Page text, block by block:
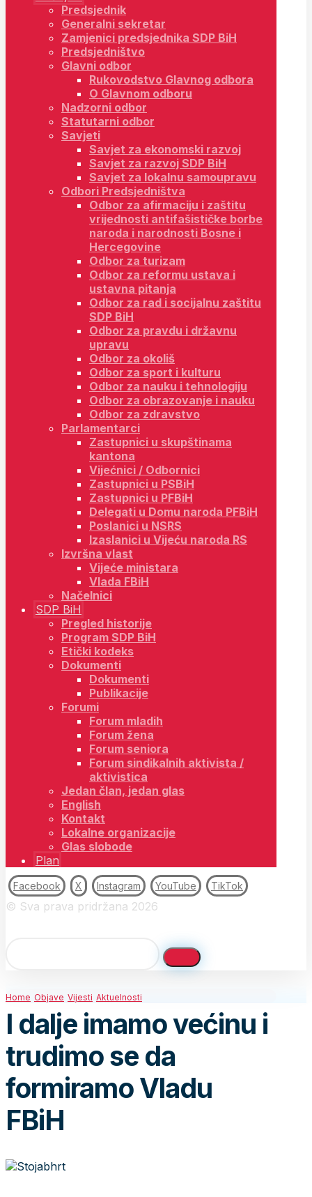
Predsjednik
Generalni sekretar
Zamjenici predsjednika SDP BiH
Predsjedništvo
Glavni odbor
Rukovodstvo Glavnog odbora
O Glavnom odboru
Nadzorni odbor
Statutarni odbor
Savjeti
Savjet za ekonomski razvoj
Savjet za razvoj SDP BiH
Savjet za lokalnu samoupravu
Odbori Predsjedništva
Odbor za afirmaciju i zaštitu
vrijednosti antifašističke borbe
naroda i narodnosti Bosne i
Hercegovine
Odbor za turizam
Odbor za reformu ustava i
ustavna pitanja
Odbor za rad i socijalnu zaštitu
SDP BiH
Odbor za pravdu i državnu
upravu
Odbor za okoliš
Odbor za sport i kulturu
Odbor za nauku i tehnologiju
Odbor za obrazovanje i nauku
Odbor za zdravstvo
Parlamentarci
Zastupnici u skupštinama
kantona
Vijećnici / Odbornici
Zastupnici u PSBiH
Zastupnici u PFBiH
Delegati u Domu naroda PFBiH
Poslanici u NSRS
Izaslanici u Vijeću naroda RS
Izvršna vlast
Vijeće ministara
Vlada FBiH
Načelnici
SDP BiH
Pregled historije
Program SDP BiH
Etički kodeks
Dokumenti
Dokumenti
Publikacije
Forumi
Forum mladih
Forum žena
Forum seniora
Forum sindikalnih aktivista /
aktivistica
Jedan član, jedan glas
English
Kontakt
Lokalne organizacije
Glas slobode
Plan
Facebook X Instagram YouTube TikTok
© Sva prava pridržana 2026
Home Objave Vijesti Aktuelnosti
I dalje imamo većinu i
trudimo se da
formiramo Vladu
FBiH